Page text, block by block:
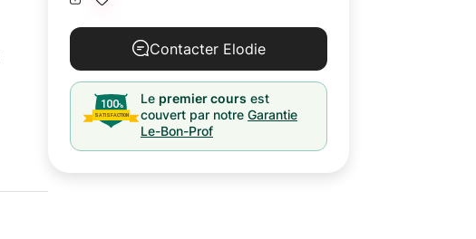
Contacter Elodie
Le premier cours est
couvert par notre Garantie
Le-Bon-Prof